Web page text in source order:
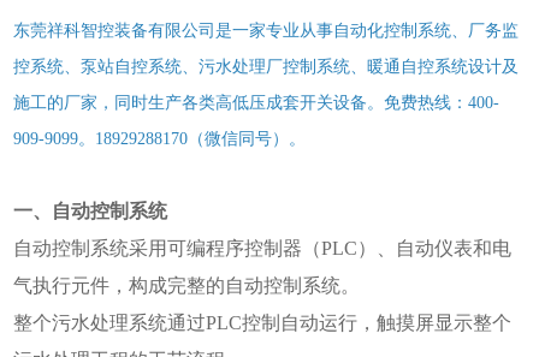
东莞祥科智控装备有限公司是一家专业从事自动化控制系统、厂务监
控系统、泵站自控系统、污水处理厂控制系统、暖通自控系统设计及
施工的厂家，同时生产各类高低压成套开关设备。免费热线：400-
909-9099。18929288170（微信同号）。
一、自动控制系统
自动控制系统采用可编程序控制器（PLC）、自动仪表和电
气执行元件，构成完整的自动控制系统。
整个污水处理系统通过PLC控制自动运行，触摸屏显示整个